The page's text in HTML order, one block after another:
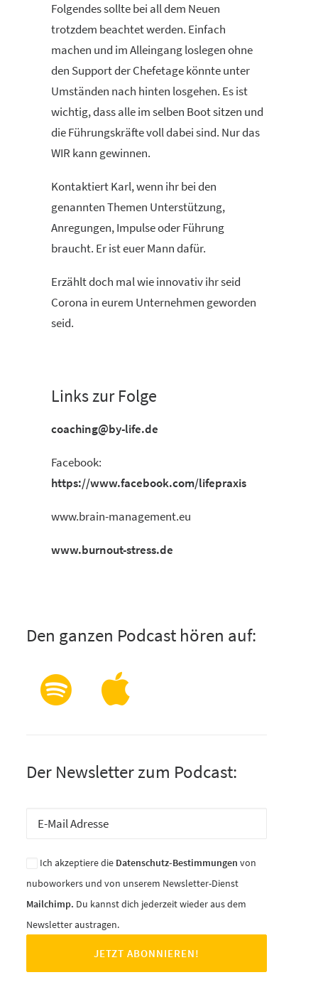
Folgendes sollte bei all dem Neuen
trotzdem beachtet werden. Einfach
machen und im Alleingang loslegen ohne
den Support der Chefetage könnte unter
Umständen nach hinten losgehen. Es ist
wichtig, dass alle im selben Boot sitzen und
die Führungskräfte voll dabei sind. Nur das
WIR kann gewinnen.
Kontaktiert Karl, wenn ihr bei den
genannten Themen Unterstützung,
Anregungen, Impulse oder Führung
braucht. Er ist euer Mann dafür.
Erzählt doch mal wie innovativ ihr seid
Corona in eurem Unternehmen geworden
seid.
Links zur Folge
coaching@by-life.de
Facebook:
https://www.facebook.com/lifepraxis
www.brain-management.eu
www.burnout-stress.de
Den ganzen Podcast hören auf:
Der Newsletter zum Podcast:
Ich akzeptiere die Datenschutz-Bestimmungen von
nuboworkers und von unserem Newsletter-Dienst
Mailchimp. Du kannst dich jederzeit wieder aus dem
Newsletter austragen.